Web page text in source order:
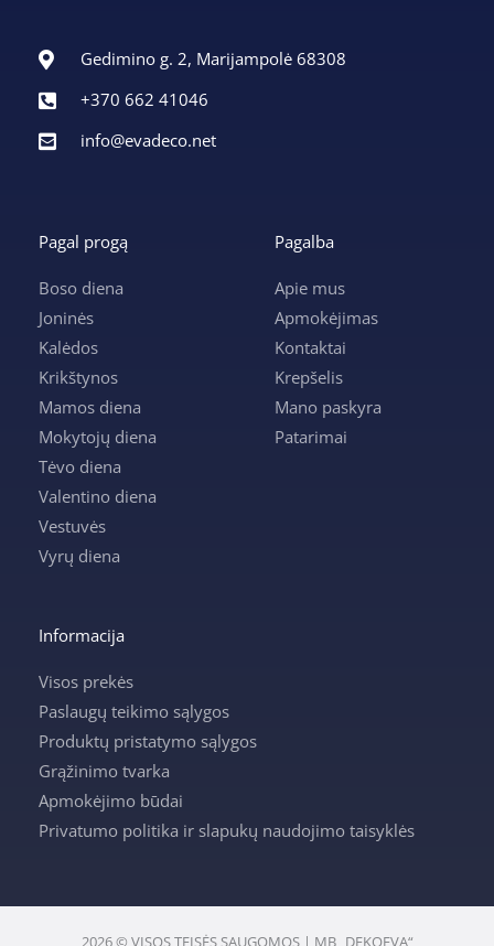
Gedimino g. 2, Marijampolė 68308
+370 662 41046
info@evadeco.net
Pagal progą
Boso diena
Joninės
Kalėdos
Krikštynos
Mamos diena
Mokytojų diena
Tėvo diena
Valentino diena
Vestuvės
Vyrų diena
Pagalba
Apie mus
Apmokėjimas
Kontaktai
Krepšelis
Mano paskyra
Patarimai
Informacija
Visos prekės
Paslaugų teikimo sąlygos
Produktų pristatymo sąlygos
Grąžinimo tvarka
Apmokėjimo būdai
Privatumo politika ir slapukų naudojimo taisyklės
2026 © VISOS TEISĖS SAUGOMOS | MB „DEKOEVA“